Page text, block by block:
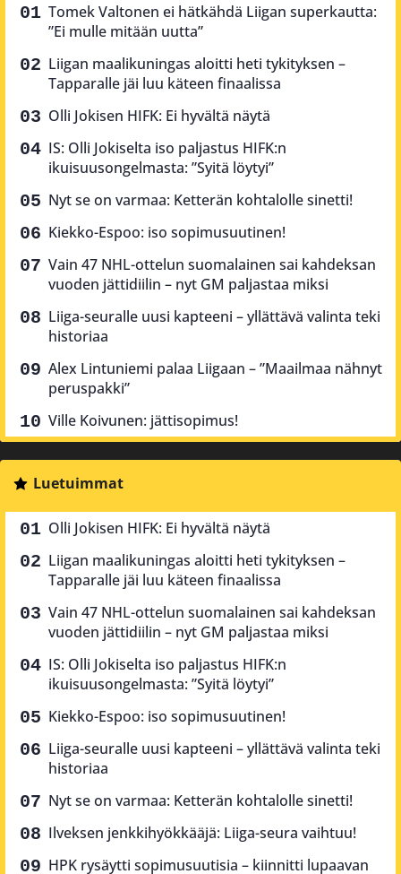
Tomek Valtonen ei hätkähdä Liigan superkautta:
”Ei mulle mitään uutta”
Liigan maalikuningas aloitti heti tykityksen –
Tapparalle jäi luu käteen finaalissa
Olli Jokisen HIFK: Ei hyvältä näytä
IS: Olli Jokiselta iso paljastus HIFK:n
ikuisuusongelmasta: ”Syitä löytyi”
Nyt se on varmaa: Ketterän kohtalolle sinetti!
Kiekko-Espoo: iso sopimusuutinen!
Vain 47 NHL-ottelun suomalainen sai kahdeksan
vuoden jättidiilin – nyt GM paljastaa miksi
Liiga-seuralle uusi kapteeni – yllättävä valinta teki
historiaa
Alex Lintuniemi palaa Liigaan – ”Maailmaa nähnyt
peruspakki”
Ville Koivunen: jättisopimus!
Luetuimmat
Olli Jokisen HIFK: Ei hyvältä näytä
Liigan maalikuningas aloitti heti tykityksen –
Tapparalle jäi luu käteen finaalissa
Vain 47 NHL-ottelun suomalainen sai kahdeksan
vuoden jättidiilin – nyt GM paljastaa miksi
IS: Olli Jokiselta iso paljastus HIFK:n
ikuisuusongelmasta: ”Syitä löytyi”
Kiekko-Espoo: iso sopimusuutinen!
Liiga-seuralle uusi kapteeni – yllättävä valinta teki
historiaa
Nyt se on varmaa: Ketterän kohtalolle sinetti!
Ilveksen jenkkihyökkääjä: Liiga-seura vaihtuu!
HPK rysäytti sopimusuutisia – kiinnitti lupaavan